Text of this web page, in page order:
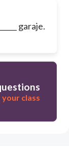
garaje.
class